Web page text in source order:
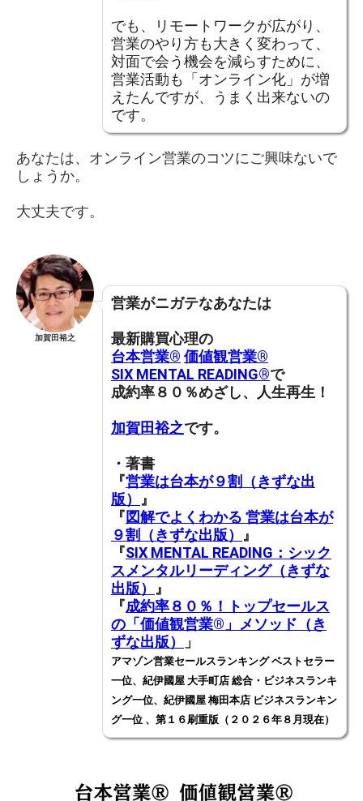
でも、リモートワークが広がり、
営業のやり方も大きく変わって、
対面で会う機会を減らすために、
営業活動も「オンライン化」が増
えたんですが、うまく出来ないの
です。
あなたは、オンライン営業のコツにご興味ないで
しょうか。
大丈夫です。
加賀田裕之
営業がニガテなあなたは
最新購買心理の
台本営業®︎ 価値観営業®︎
SIX MENTAL READING®︎で
成約率８０％めざし、人生再生！
加賀田裕之です。
・著書
『営業は台本が９割（きずな出
版） 』
『図解でよくわかる 営業は台本が
９割（きずな出版） 』
『SIX MENTAL READING：シック
スメンタルリーディング（きずな
出版） 』
『成約率８０％！トップセールス
の「価値観営業®️」メソッド（き
ずな出版）
」
アマゾン営業セールスランキング ベストセラー
一位、紀伊國屋 大手町店 総合・ビジネスランキ
ング一位、紀伊國屋 梅田本店 ビジネスランキン
グ一位 、第１６刷重版（２０２６年８月現在）